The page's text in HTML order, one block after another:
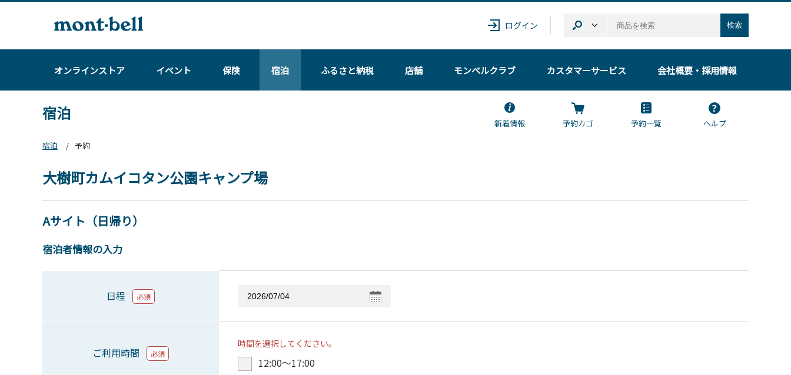
ログイン 検索
オンラインストア イベント 保険 宿泊 ふるさと納税 店舗 モンベルクラブ カスタマーサービス 会社概要・採用情報
宿泊
新着情報 予約カゴ 予約一覧
ヘルプ
宿泊
予約
大樹町カムイコタン公園キャンプ場
Aサイト（日帰り）
宿泊者情報の入力
日程 必須
ご利用時間 必須
時間を選択してください。
12:00〜17:00